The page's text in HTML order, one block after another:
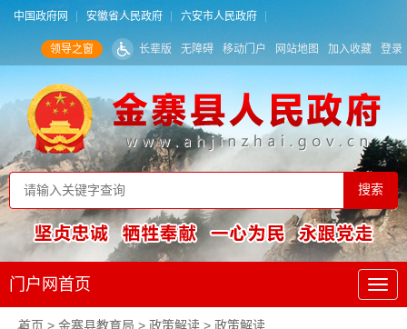
中国政府网 安徽省人民政府 六安市人民政府
领导之窗 长辈版 无障碍 移动门户 网站地图 加入收藏 登录
门户网首页
首页 > 金寨县教育局 > 政策解读 > 政策解读